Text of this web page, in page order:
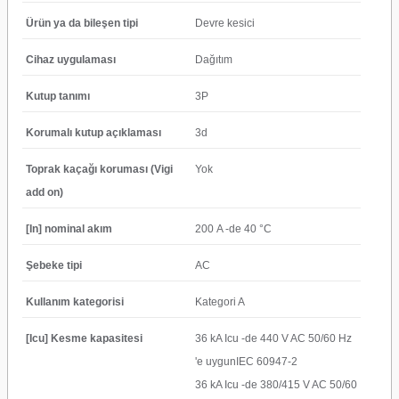
Ürün ya da bileşen tipi Devre kesici
Cihaz uygulaması Dağıtım
Kutup tanımı 3P
Korumalı kutup açıklaması 3d
Toprak kaçağı koruması (Vigi
add on)
Yok
[In] nominal akım 200 A -de 40 °C
Şebeke tipi AC
Kullanım kategorisi Kategori A
[Icu] Kesme kapasitesi
36 kA Icu -de 440 V AC 50/60 Hz
'e uygunIEC 60947-2
36 kA Icu -de 380/415 V AC 50/60